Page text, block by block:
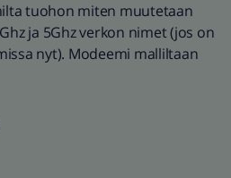
tuohon miten muutetaan
ja 5Ghz verkon nimet (jos on
nyt). Modeemi malliltaan